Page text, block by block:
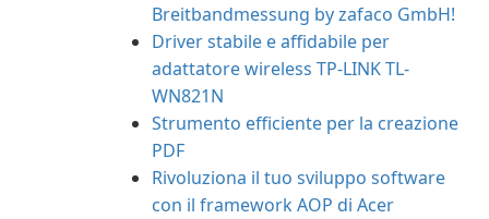
Breitbandmessung by zafaco GmbH!
Driver stabile e affidabile per
adattatore wireless TP-LINK TL-
WN821N
Strumento efficiente per la creazione
PDF
Rivoluziona il tuo sviluppo software
con il framework AOP di Acer